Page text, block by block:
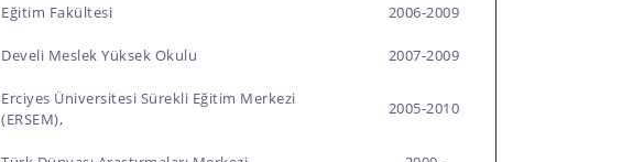
Eğitim Fakültesi 2006-2009
Develi Meslek Yüksek Okulu 2007-2009
Erciyes Üniversitesi Sürekli Eğitim Merkezi
(ERSEM),
2005-2010